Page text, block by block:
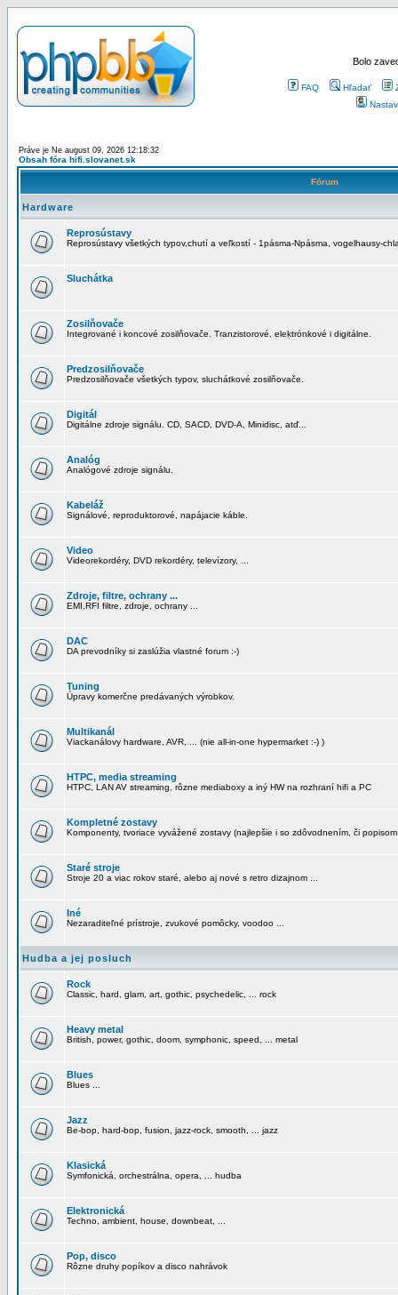
Bolo
FAQ Hľadať
Práve je Ne august 09, 2026 12:18:32
Obsah fóra hifi.slovanet.sk
Fórum
Hardware
Reprosústavy
Reprosústavy všetkých typov,chutí a veľkostí - 1pásma-Npásma, vogelhausy-
Sluchátka
Zosilňovače
Integrované i koncové zosilňovače. Tranzistorové, elektrónkové i digitálne.
Predzosilňovače
Predzosilňovače všetkých typov, sluchátkové zosilňovače.
Digitál
Digitálne zdroje signálu. CD, SACD, DVD-A, Minidisc, atď...
Analóg
Analógové zdroje signálu.
Kabeláž
Signálové, reproduktorové, napájacie káble.
Video
Videorekordéry, DVD rekordéry, televízory, ...
Zdroje, filtre, ochrany ...
EMI,RFI filtre, zdroje, ochrany ...
DAC
DA prevodníky si zaslúžia vlastné forum :-)
Tuning
Úpravy komerčne predávaných výrobkov.
Multikanál
Viackanálovy hardware, AVR, ... (nie all-in-one hypermarket :-) )
HTPC, media streaming
HTPC, LAN AV streaming, rôzne mediaboxy a iný HW na rozhraní hifi a PC
Kompletné zostavy
Komponenty, tvoriace vyvážené zostavy (najlepšie i so zdôvodnením, či
Staré stroje
Stroje 20 a viac rokov staré, alebo aj nové s retro dizajnom ...
Iné
Nezaraditeľné prístroje, zvukové pomôcky, voodoo ...
Hudba a jej posluch
Rock
Classic, hard, glam, art, gothic, psychedelic, ... rock
Heavy metal
British, power, gothic, doom, symphonic, speed, ... metal
Blues
Blues ...
Jazz
Be-bop, hard-bop, fusion, jazz-rock, smooth, ... jazz
Klasická
Symfonická, orchestrálna, opera, ... hudba
Elektronická
Techno, ambient, house, downbeat, ...
Pop, disco
Rôzne druhy popíkov a disco nahrávok